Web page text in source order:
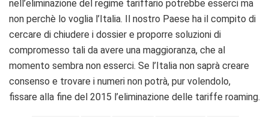
nell’eliminazione del regime tariffario potrebbe esserci ma
non perchè lo voglia l’Italia. Il nostro Paese ha il compito di
cercare di chiudere i dossier e proporre soluzioni di
compromesso tali da avere una maggioranza, che al
momento sembra non esserci. Se l’Italia non saprà creare
consenso e trovare i numeri non potrà, pur volendolo,
fissare alla fine del 2015 l’eliminazione delle tariffe roaming.